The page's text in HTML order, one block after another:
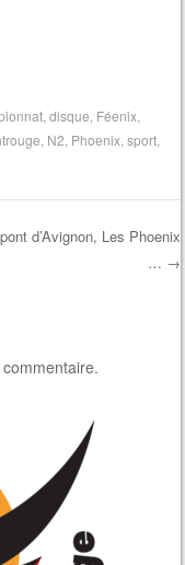
,disque Féenix
N2 Phoenix ,sport
d’Avignon, Les Phoenix
… →